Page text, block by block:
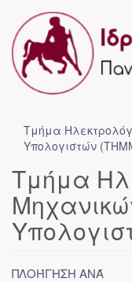
Τμήμα
Υπολογιστών
Τμήμα
ΠΛΟΉΓΗΣΗ ΑΝΆ